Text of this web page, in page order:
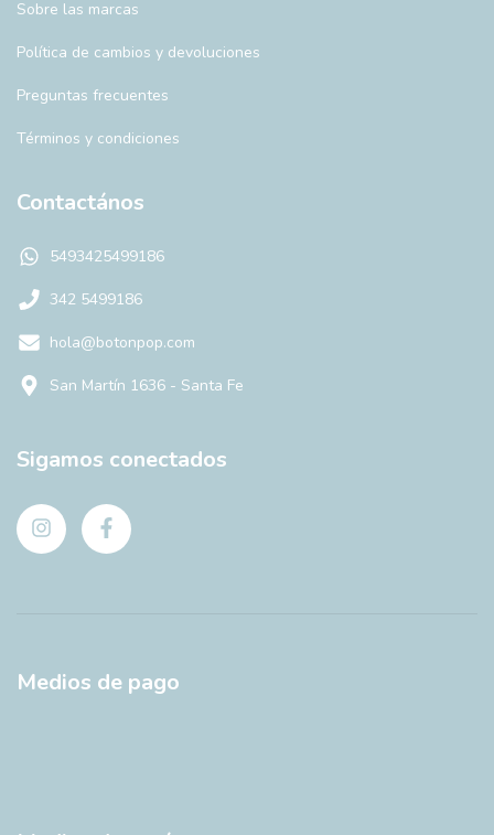
Sobre las marcas
Política de cambios y devoluciones
Preguntas frecuentes
Términos y condiciones
Contactános
5493425499186
342 5499186
hola@botonpop.com
San Martín 1636 - Santa Fe
Sigamos conectados
Medios de pago